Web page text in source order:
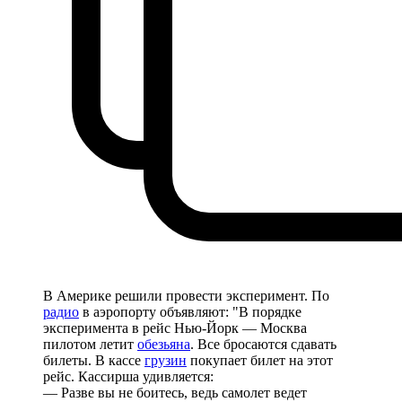
В Америке решили провести эксперимент. По
радио в аэропорту объявляют: "В порядке
эксперимента в рейс Нью-Йорк — Москва
пилотом летит обезьяна. Все бросаются сдавать
билеты. В кассе грузин покупает билет на этот
рейс. Кассирша удивляется:
— Разве вы не боитесь, ведь самолет ведет